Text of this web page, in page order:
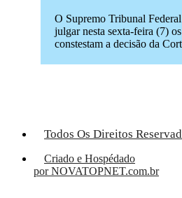
O Supremo Tribunal
julgar nesta sexta-feira (7)
constestam a decisão da
Todos Os Direitos
Criado e Hospédado
por NOVATOPNET.com.br